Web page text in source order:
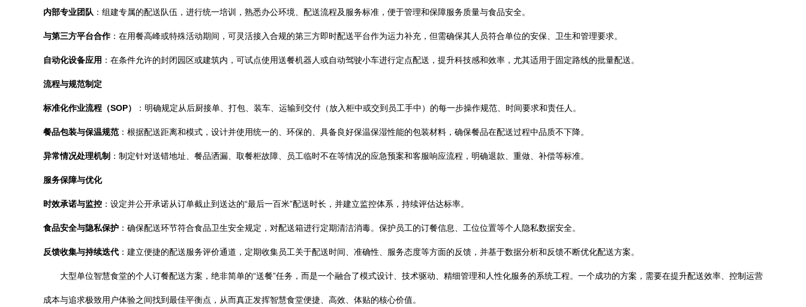
内部专业团队 ：组建专属的配送队伍，进行统一培训，熟悉办公环境、配送流程及服务标准，便于管理和保障服务质量与食品安全。
与第三方平台合作：在用餐高峰或特殊活动期间，可灵活接入合规的第三方即时配送平台作为运力补充，但需确保其人员符合单位的安保、卫生和管理要求。
自动化设备应用 ：在条件允许的封闭园区或建筑内，可试点使用送餐机器人或自动驾驶小车进行定点配送，提升科技感和效率，尤其适用于固定路线的批量配送。
流程与规范制定
标准化作业流程（SOP） ：明确规定从后厨接单、打包、装车、运输到交付（放入柜中或交到员工手中）的每一步操作规范、时间要求和责任人。
餐品包装与保温规范 ：根据配送距离和模式，设计并使用统一的、环保的、具备良好保温保湿性能的包装材料，确保餐品在配送过程中品质不下降。
异常情况处理机制 ：制定针对送错地址、餐品洒漏、取餐柜故障、员工临时不在等情况的应急预案和客服响应流程，明确退款、重做、补偿等标准。
服务保障与优化
时效承诺与监控 ：设定并公开承诺从订单截止到送达的“最后一百米”配送时长，并建立监控体系，持续评估达标率。
食品安全与隐私保护 ：确保配送环节符合食品卫生安全规定，对配送箱进行定期清洁消毒。保护员工的订餐信息、工位位置等个人隐私数据安全。
反馈收集与持续迭代 ：建立便捷的配送服务评价通道，定期收集员工关于配送时间、准确性、服务态度等方面的反馈，并基于数据分析和反馈不断优化配送方案。
大型单位智慧食堂的个人订餐配送方案，绝非简单的“送餐”任务，而是一个融合了模式设计、技术驱动、精细管理和人性化服务的系统工程。一个成功的方案，需要在提升配送效率、控制运营
成本与追求极致用户体验之间找到最佳平衡点，从而真正发挥智慧食堂便捷、高效、体贴的核心价值。